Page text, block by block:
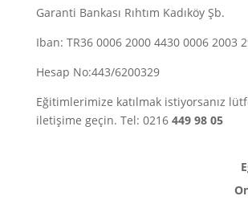
Garanti Bankası Rıhtım Kadıköy Şb.
Iban: TR36 0006 2000 4430 0006 2003
Hesap No:443/6200329
Eğitimlerimize katılmak istiyorsanız
iletişime geçin. Tel: 0216 449 98 05